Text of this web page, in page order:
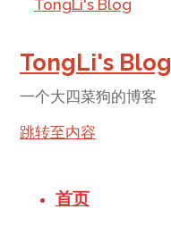
TongLi's Blog
一个大四菜狗的博客
跳转至内容
首页